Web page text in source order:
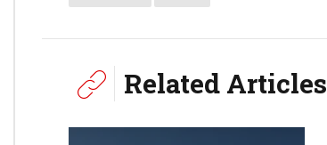
Related Articles